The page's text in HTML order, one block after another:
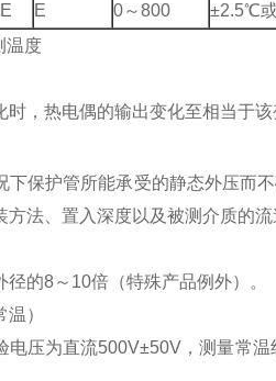
E 0～800
±2.5℃或
温度
时，热电偶的输出变化至相当于
下保护管所能承受的静态外压而
法、置入深度以及被测介质的流
的8～10倍（特殊产品例外）。
常温）
电压为直流500V±50V，测量常